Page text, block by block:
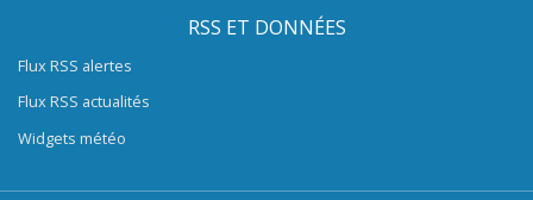
RSS ET DONNÉES
Flux RSS alertes
Flux RSS actualités
Widgets météo